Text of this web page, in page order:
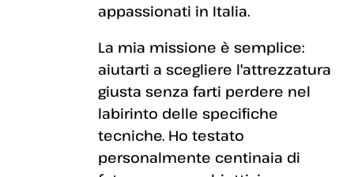
appassionati in Italia.
La mia missione è semplice:
aiutarti a scegliere l'attrezzatura
giusta senza farti perdere nel
labirinto delle specifiche
tecniche. Ho testato
personalmente centinaia di